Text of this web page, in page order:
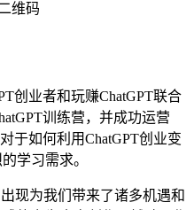
维码
创业者和玩赚ChatGPT联合
训练营，并成功运营
于如何利用ChatGPT创业变
学习需求。
现为我们带来了诸多机遇和